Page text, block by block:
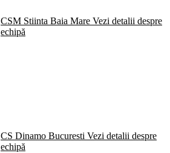
CSM Stiinta Baia Mare Vezi detalii despre
echipă
CS Dinamo Bucuresti Vezi detalii despre
echipă